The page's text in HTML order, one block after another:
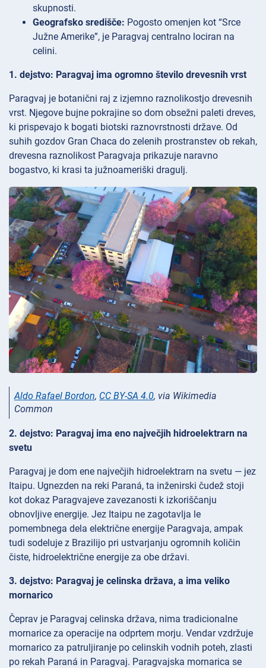
skupnosti.
Geografsko središče: Pogosto omenjen kot “Srce
Južne Amerike”, je Paragvaj centralno lociran na
celini.
1. dejstvo: Paragvaj ima ogromno število drevesnih vrst
Paragvaj je botanični raj z izjemno raznolikostjo drevesnih
vrst. Njegove bujne pokrajine so dom obsežni paleti dreves,
ki prispevajo k bogati biotski raznovrstnosti države. Od
suhih gozdov Gran Chaca do zelenih prostranstev ob rekah,
drevesna raznolikost Paragvaja prikazuje naravno
bogastvo, ki krasi ta južnoameriški dragulj.
Aldo Rafael Bordon, CC BY-SA 4.0, via Wikimedia
Common
2. dejstvo: Paragvaj ima eno največjih hidroelektrarn na
svetu
Paragvaj je dom ene največjih hidroelektrarn na svetu — jez
Itaipu. Ugnezden na reki Paraná, ta inženirski čudež stoji
kot dokaz Paragvajeve zavezanosti k izkoriščanju
obnovljive energije. Jez Itaipu ne zagotavlja le
pomembnega dela električne energije Paragvaja, ampak
tudi sodeluje z Brazilijo pri ustvarjanju ogromnih količin
čiste, hidroelektrične energije za obe državi.
3. dejstvo: Paragvaj je celinska država, a ima veliko
mornarico
Čeprav je Paragvaj celinska država, nima tradicionalne
mornarice za operacije na odprtem morju. Vendar vzdržuje
mornarico za patruljiranje po celinskih vodnih poteh, zlasti
po rekah Paraná in Paragvaj. Paragvajska mornarica se